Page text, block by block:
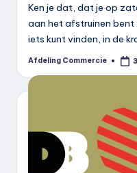
Ken je dat, dat je op
aan het afstruinen bent
iets kunt vinden, in de
Geplaatst
Afdeling Commercie